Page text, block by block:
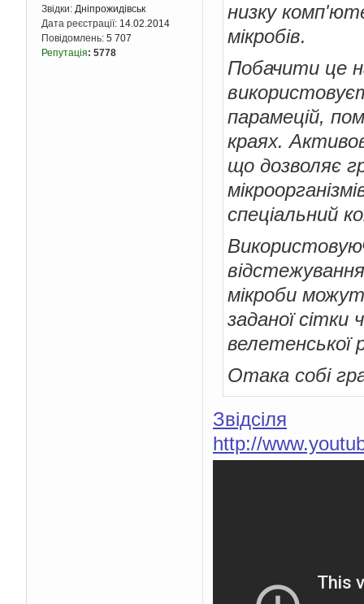
Звідки: Дніпрожидівськ
Дата реєстрації: 14.02.2014
Повідомлень: 5 707
Репутація: 5778
низку
мікробів.
Побачити це
парамецій,
краях.
що дозволяє
спеціальний
мікроби
заданої
велетенської
Отака собі
Звідсіля
http://